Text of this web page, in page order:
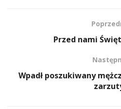
Przed nami
Wpadł poszukiwany